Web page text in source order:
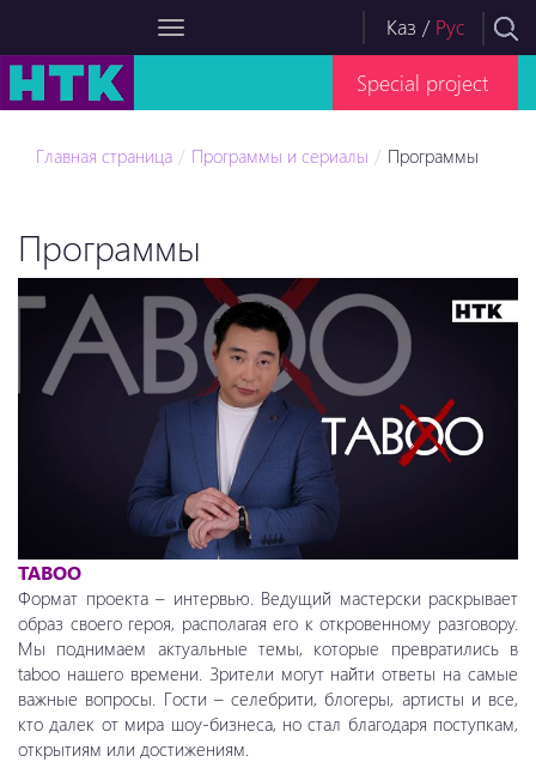
Каз / Рус
Special project
Главная страница Программы и сериалы Программы
Программы
TABOO
Формат проекта – интервью. Ведущий мастерски раскрывает
образ своего героя, располагая его к откровенному разговору.
Мы поднимаем актуальные темы, которые превратились в
taboo нашего времени. Зрители могут найти ответы на самые
важные вопросы. Гости – селебрити, блогеры, артисты и все,
кто далек от мира шоу-бизнеса, но стал благодаря поступкам,
открытиям или достижениям.